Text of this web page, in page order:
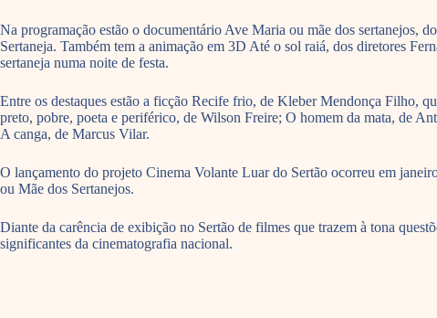
Na programação estão o documentário Ave Maria ou mãe dos sertanejos,
Sertaneja. Também tem a animação em 3D Até o sol raiá, dos diretores
sertaneja numa noite de festa.
Entre os destaques estão a ficção Recife frio, de Kleber Mendonça Filho,
preto, pobre, poeta e periférico, de Wilson Freire; O homem da mata, de
A canga, de Marcus Vilar.
O lançamento do projeto Cinema Volante Luar do Sertão ocorreu em
ou Mãe dos Sertanejos.
Diante da carência de exibição no Sertão de filmes que trazem à tona
significantes da cinematografia nacional.